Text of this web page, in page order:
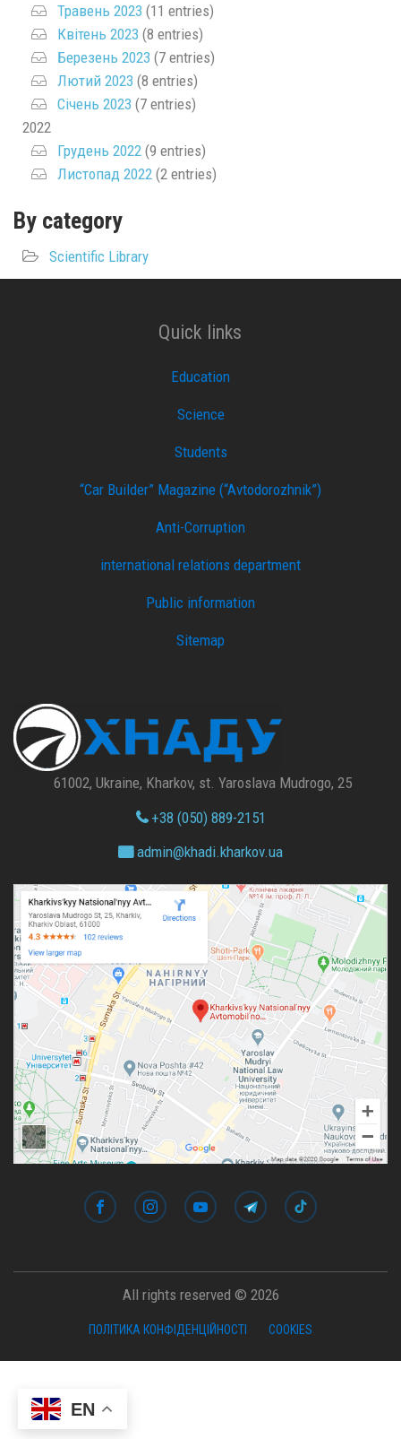
Травень 2023 (11 entries)
Квітень 2023 (8 entries)
Березень 2023 (7 entries)
Лютий 2023 (8 entries)
Січень 2023 (7 entries)
2022
Грудень 2022 (9 entries)
Листопад 2022 (2 entries)
By category
Scientific Library
EN
Quick links
Education
Science
Students
“Car Builder” Magazine (“Avtodorozhnik”)
Anti-Corruption
international relations department
Public information
Sitemap
61002, Ukraine, Kharkov, st. Yaroslava Mudrogo, 25
+38 (050) 889-2151
admin@khadi.kharkov.ua
All rights reserved © 2026
ПОЛІТИКА КОНФІДЕНЦІЙНОСТІ COOKIES